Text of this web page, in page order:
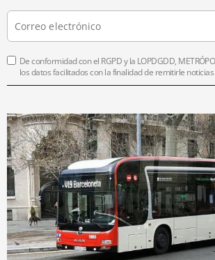
De conformidad con el RGPD y la LOPDGDD,
los datos facilitados con la finalidad de remitirle